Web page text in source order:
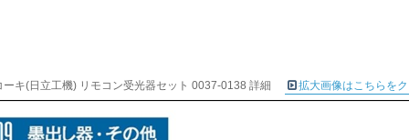
ーキ(日立工機) リモコン受光器セット 0037-0138 詳細 拡大画像はこちらを